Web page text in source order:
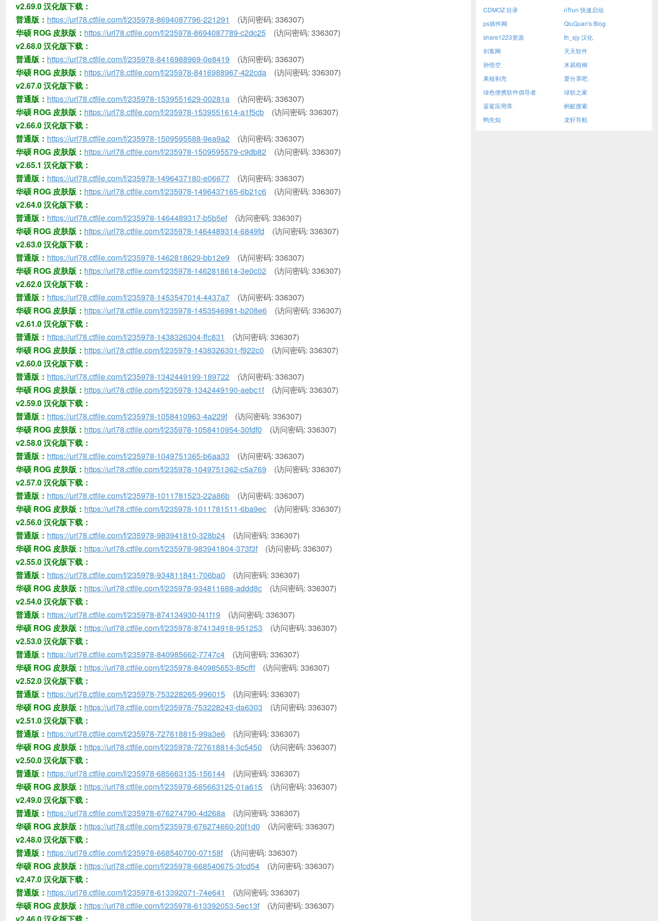
v2.69.0 汉化版下载：
普通版： https://url78.ctfile.com/f/235978-8694087796-221291
(访问密码: 336307)
华硕 ROG 皮肤版： https://url78.ctfile.com/f/235978-8694087789-c2dc25 (访问密码: 336307)
v2.68.0 汉化版下载：
普通版： https://url78.ctfile.com/f/235978-8416988969-0e8419 (访问密码: 336307)
华硕 ROG 皮肤版： https://url78.ctfile.com/f/235978-8416988967-422cda (访问密码: 336307)
v2.67.0 汉化版下载：
普通版： https://url78.ctfile.com/f/235978-1539551629-00281a (访问密码: 336307)
华硕 ROG 皮肤版： https://url78.ctfile.com/f/235978-1539551614-a1f5cb (访问密码: 336307)
v2.66.0 汉化版下载：
普通版： https://url78.ctfile.com/f/235978-1509595588-9ea9a2 (访问密码: 336307)
华硕 ROG 皮肤版： https://url78.ctfile.com/f/235978-1509595579-c9db82 (访问密码: 336307)
v2.65.1 汉化版下载：
普通版： https://url78.ctfile.com/f/235978-1496437180-e06677 (访问密码: 336307)
华硕 ROG 皮肤版： https://url78.ctfile.com/f/235978-1496437165-6b21c6 (访问密码: 336307)
v2.64.0 汉化版下载：
普通版： https://url78.ctfile.com/f/235978-1464489317-b5b5ef (访问密码: 336307)
华硕 ROG 皮肤版： https://url78.ctfile.com/f/235978-1464489314-6849fd (访问密码: 336307)
v2.63.0 汉化版下载：
普通版： https://url78.ctfile.com/f/235978-1462818629-bb12e9 (访问密码: 336307)
华硕 ROG 皮肤版： https://url78.ctfile.com/f/235978-1462818614-3e0c02 (访问密码: 336307)
v2.62.0 汉化版下载：
普通版： https://url78.ctfile.com/f/235978-1453547014-4437a7 (访问密码: 336307)
华硕 ROG 皮肤版： https://url78.ctfile.com/f/235978-1453546981-b208e6 (访问密码: 336307)
v2.61.0 汉化版下载：
普通版： https://url78.ctfile.com/f/235978-1438326304-ffc831
(访问密码: 336307)
华硕 ROG 皮肤版： https://url78.ctfile.com/f/235978-1438326301-f922c0 (访问密码: 336307)
v2.60.0 汉化版下载：
普通版： https://url78.ctfile.com/f/235978-1342449199-189722 (访问密码: 336307)
华硕 ROG 皮肤版： https://url78.ctfile.com/f/235978-1342449190-aebc1f (访问密码: 336307)
v2.59.0 汉化版下载：
普通版： https://url78.ctfile.com/f/235978-1058410963-4a229f (访问密码: 336307)
华硕 ROG 皮肤版： https://url78.ctfile.com/f/235978-1058410954-30fdf0 (访问密码: 336307)
v2.58.0 汉化版下载：
普通版： https://url78.ctfile.com/f/235978-1049751365-b6aa33 (访问密码: 336307)
华硕 ROG 皮肤版： https://url78.ctfile.com/f/235978-1049751362-c5a769 (访问密码: 336307)
v2.57.0 汉化版下载：
普通版： https://url78.ctfile.com/f/235978-1011781523-22a86b (访问密码: 336307)
华硕 ROG 皮肤版： https://url78.ctfile.com/f/235978-1011781511-6ba9ec (访问密码: 336307)
v2.56.0 汉化版下载：
普通版： https://url78.ctfile.com/f/235978-983941810-328b24 (访问密码: 336307)
华硕 ROG 皮肤版： https://url78.ctfile.com/f/235978-983941804-373f3f (访问密码: 336307)
v2.55.0 汉化版下载：
普通版： https://url78.ctfile.com/f/235978-934811841-706ba0 (访问密码: 336307)
华硕 ROG 皮肤版： https://url78.ctfile.com/f/235978-934811688-addd8c (访问密码: 336307)
v2.54.0 汉化版下载：
普通版： https://url78.ctfile.com/f/235978-874134930-f41f19 (访问密码: 336307)
华硕 ROG 皮肤版： https://url78.ctfile.com/f/235978-874134918-951253 (访问密码: 336307)
v2.53.0 汉化版下载：
普通版： https://url78.ctfile.com/f/235978-840985662-7747c4 (访问密码: 336307)
华硕 ROG 皮肤版： https://url78.ctfile.com/f/235978-840985653-85cfff (访问密码: 336307)
v2.52.0 汉化版下载：
普通版： https://url78.ctfile.com/f/235978-753228265-996015 (访问密码: 336307)
华硕 ROG 皮肤版： https://url78.ctfile.com/f/235978-753228243-da6303 (访问密码: 336307)
v2.51.0 汉化版下载：
普通版： https://url78.ctfile.com/f/235978-727618815-99a3e6 (访问密码: 336307)
华硕 ROG 皮肤版： https://url78.ctfile.com/f/235978-727618814-3c5450 (访问密码: 336307)
v2.50.0 汉化版下载：
普通版： https://url78.ctfile.com/f/235978-685663135-156144 (访问密码: 336307)
华硕 ROG 皮肤版： https://url78.ctfile.com/f/235978-685663125-01a615 (访问密码: 336307)
v2.49.0 汉化版下载：
普通版： https://url78.ctfile.com/f/235978-676274790-4d268a (访问密码: 336307)
华硕 ROG 皮肤版： https://url78.ctfile.com/f/235978-676274660-20f1d0 (访问密码: 336307)
v2.48.0 汉化版下载：
普通版： https://url78.ctfile.com/f/235978-668540700-07158f (访问密码: 336307)
华硕 ROG 皮肤版： https://url78.ctfile.com/f/235978-668540675-3fcd54 (访问密码: 336307)
v2.47.0 汉化版下载：
普通版： https://url78.ctfile.com/f/235978-613392071-74e641
(访问密码: 336307)
华硕 ROG 皮肤版： https://url78.ctfile.com/f/235978-613392053-5ec13f (访问密码: 336307)
CDMOZ 目录
nTrun 快速启动
ps插件网
QiuQuan's Blog
share1223资源
th_sjy 汉化
剑客网
天天软件
孙悟空
木易梧桐
果核剥壳
爱分享吧
绿色便携软件倡导者
绿软之家
蓝鲨应用库
蚂蚁搜索
鸭先知
龙轩导航